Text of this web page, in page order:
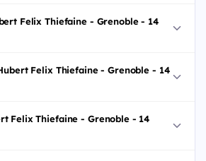
Felix Thiefaine - Grenoble - 14
Felix Thiefaine - Grenoble - 14
Felix Thiefaine - Grenoble - 14